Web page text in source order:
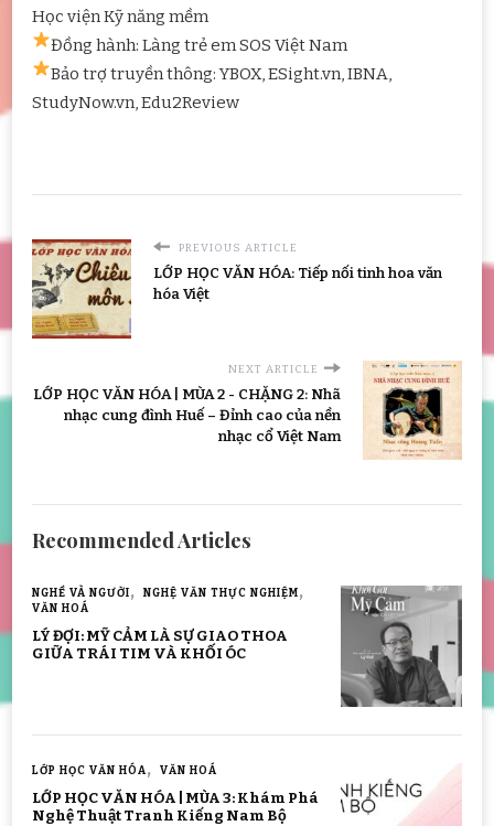
Học viện Kỹ năng mềm
Đồng hành: Làng trẻ em SOS Việt Nam
Bảo trợ truyền thông: YBOX, ESight.vn, IBNA,
StudyNow.vn, Edu2Review
PREVIOUS ARTICLE
LỚP HỌC VĂN HÓA: Tiếp nối tinh hoa văn
hóa Việt
NEXT ARTICLE
LỚP HỌC VĂN HÓA | MÙA 2 - CHẶNG 2: Nhã
nhạc cung đình Huế – Đỉnh cao của nền
nhạc cổ Việt Nam
Recommended Articles
NGHỀ VÀ NGƯỜI
NGHỆ VĂN THỰC NGHIỆM
VĂN HOÁ
LÝ ĐỢI: MỸ CẢM LÀ SỰ GIAO THOA
GIỮA TRÁI TIM VÀ KHỐI ÓC
LỚP HỌC VĂN HÓA VĂN HOÁ
LỚP HỌC VĂN HÓA | MÙA 3: Khám Phá
Nghệ Thuật Tranh Kiếng Nam Bộ